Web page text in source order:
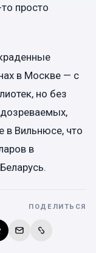
просто
в Москве — с
но без
в Вильнюсе, что
в
ПОДЕЛИТЬСЯ